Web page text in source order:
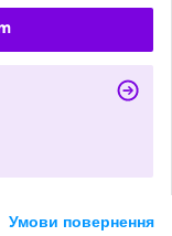
Умови повернення